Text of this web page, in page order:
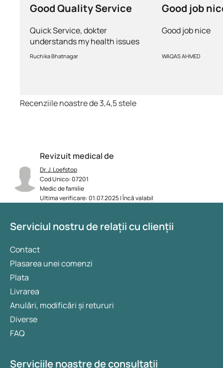
Revizuit medical de
Dr. J. Loefstop
Cod Unico: 07201
Medic de familie
Ultima verificare: 01.07.2025 | Încă valabil
Good Quality Service
Quick Service, dokter
understands my health issues
and good diagnosis
Ruchika Bhatnagar
Good job
Good job nice
WAQAS AHMED
Recenziile noastre de 3,4,5 stele
Serviciul nostru de relații cu clienții
Contact
Plasarea unei comenzi
Plata
Livrarea
Anulări, modificări și retururi
Diverse
FAQ
Serviciile noastre de consultații